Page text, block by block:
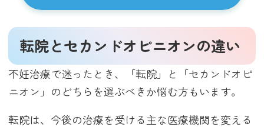
転院とセカンドオピニオンの違い
不妊治療で迷ったとき、「転院」と「セカンドオピ
ニオン」のどちらを選ぶべきか悩む方もいます。
転院は、今後の治療を受ける主な医療機関を変える